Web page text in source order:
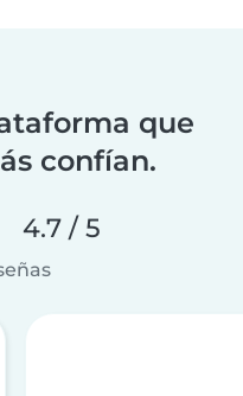
que
confían.
4.7 / 5